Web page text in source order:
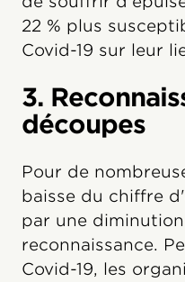
22 % plus
Covid-19 sur leur
3.
découpes
Pour de
baisse du chiffre
par une
reconnaissance.
Covid-19, les